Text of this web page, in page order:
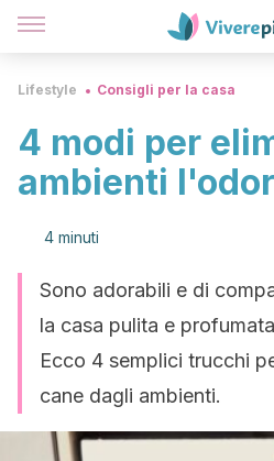
Lifestyle Consigli per la casa
4 modi per
ambienti
4 minuti
Sono adorabili e di
la casa pulita e
Ecco 4 semplici trucchi
cane dagli ambienti.